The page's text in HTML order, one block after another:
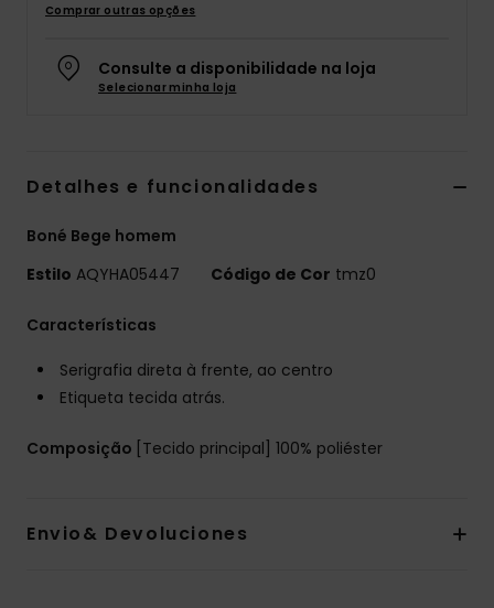
Comprar outras opções
Consulte a disponibilidade na loja
Selecionar minha loja
Detalhes e funcionalidades
Boné Bege homem
Estilo AQYHA05447 Código de Cor tmz0
Características
Serigrafia direta à frente, ao centro
Etiqueta tecida atrás.
Composição [Tecido principal] 100% poliéster
Envio& Devoluciones